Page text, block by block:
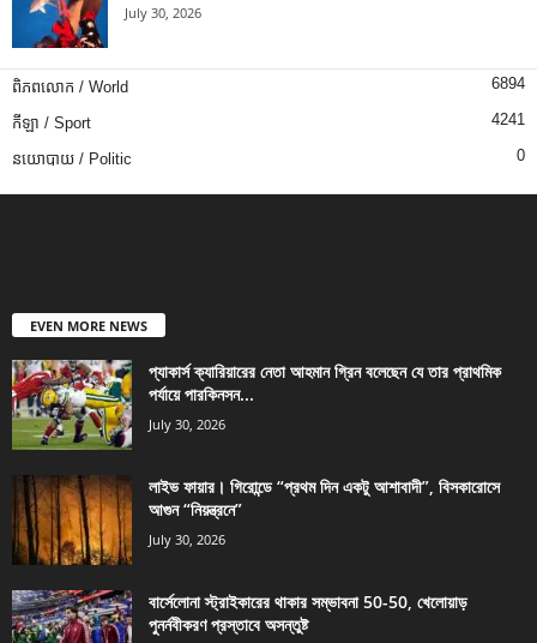
July 30, 2026
ពិភពលោក / World 6894
កីឡា / Sport 4241
នយោបាយ / Politic 0
EVEN MORE NEWS
প্যাকার্স ক্যারিয়ারের নেতা আহমান গ্রিন বলেছেন যে তার প্রাথমিক
পর্যায়ে পারকিনসন...
July 30, 2026
লাইভ ফায়ার। গিরোন্ডে “প্রথম দিন একটু আশাবাদী”, বিসকারোসে
আগুন “নিয়ন্ত্রনে”
July 30, 2026
বার্সেলোনা স্ট্রাইকারের থাকার সম্ভাবনা 50-50, খেলোয়াড়
পুনর্নবীকরণ প্রস্তাবে অসন্তুষ্ট